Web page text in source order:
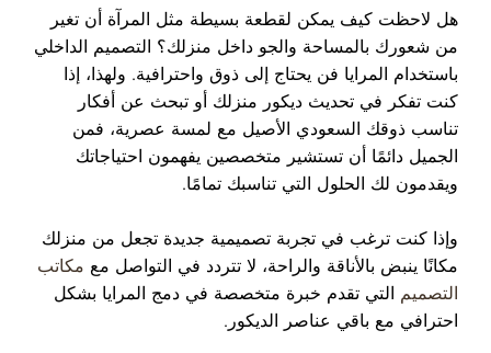
هل لاحظت كيف يمكن لقطعة بسيطة مثل المرآة أن تغير
من شعورك بالمساحة والجو داخل منزلك؟ التصميم الداخلي
باستخدام المرايا فن يحتاج إلى ذوق واحترافية. ولهذا، إذا
كنت تفكر في تحديث ديكور منزلك أو تبحث عن أفكار
تناسب ذوقك السعودي الأصيل مع لمسة عصرية، فمن
الجميل دائمًا أن تستشير متخصصين يفهمون احتياجاتك
ويقدمون لك الحلول التي تناسبك تمامًا.
وإذا كنت ترغب في تجربة تصميمية جديدة تجعل من منزلك
مكانًا ينبض بالأناقة والراحة، لا تتردد في التواصل مع مكاتب
التصميم التي تقدم خبرة متخصصة في دمج المرايا بشكل
احترافي مع باقي عناصر الديكور.